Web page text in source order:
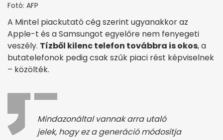
Fotó: AFP
A Mintel piackutató cég szerint ugyanakkor az
Apple-t és a Samsungot egyelőre nem fenyegeti
veszély. Tízből kilenc telefon továbbra is okos, a
butatelefonok pedig csak szűk piaci rést képviselnek
– közölték.
Mindazonáltal vannak arra utaló
jelek, hogy ez a generáció módosítja